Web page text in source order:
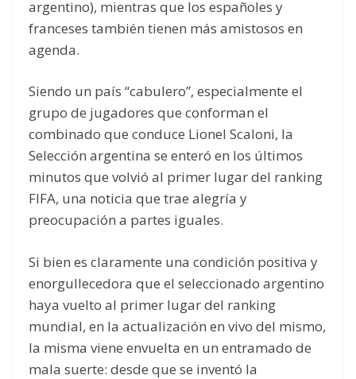
argentino), mientras que los españoles y
franceses también tienen más amistosos en
agenda.
Siendo un país “cabulero”, especialmente el
grupo de jugadores que conforman el
combinado que conduce Lionel Scaloni, la
Selección argentina se enteró en los últimos
minutos que volvió al primer lugar del ranking
FIFA, una noticia que trae alegría y
preocupación a partes iguales.
Si bien es claramente una condición positiva y
enorgullecedora que el seleccionado argentino
haya vuelto al primer lugar del ranking
mundial, en la actualización en vivo del mismo,
la misma viene envuelta en un entramado de
mala suerte: desde que se inventó la